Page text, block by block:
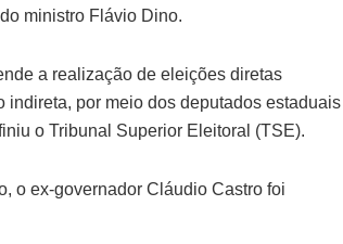
ministro Flávio Dino.
a realização de eleições diretas
indireta, por meio dos deputados estaduais
o Tribunal Superior Eleitoral (TSE).
o ex-governador Cláudio Castro foi